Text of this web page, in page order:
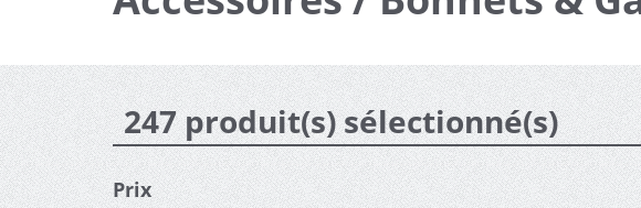
247 produit(s) sélectionné(s)
Prix